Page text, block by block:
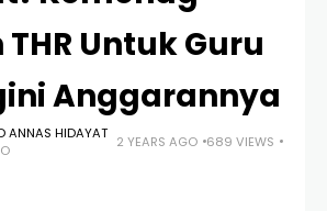
Untuk Guru
Anggarannya
ANNAS HIDAYAT 2 YEARS AGO 689 VIEWS